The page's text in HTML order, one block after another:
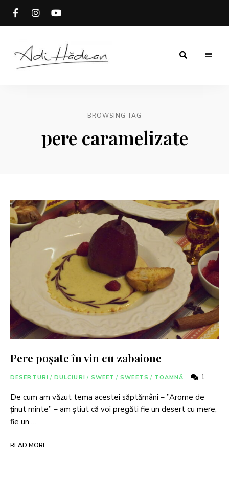
BROWSING TAG
pere caramelizate
Pere poșate în vin cu zabaione
DESERTURI / DULCIURI / SWEET / SWEETS / TOAMNĂ 1
De cum am văzut tema acestei săptămâni – ”Arome de
ținut minte” – am știut că voi pregăti fie un desert cu mere,
fie un …
READ MORE